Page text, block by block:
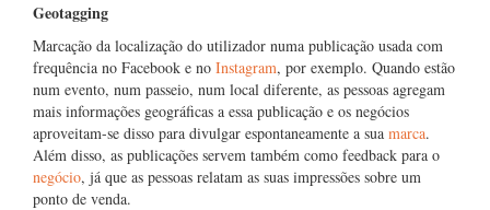
Geotagging
Marcação da localização do utilizador numa publicação usada com
frequência no Facebook e no Instagram, por exemplo. Quando estão
num evento, num passeio, num local diferente, as pessoas agregam
mais informações geográficas a essa publicação e os negócios
aproveitam-se disso para divulgar espontaneamente a sua marca.
Além disso, as publicações servem também como feedback para o
negócio, já que as pessoas relatam as suas impressões sobre um
ponto de venda.